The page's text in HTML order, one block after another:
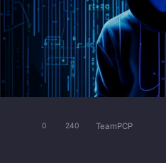
0 240 TeamPCP